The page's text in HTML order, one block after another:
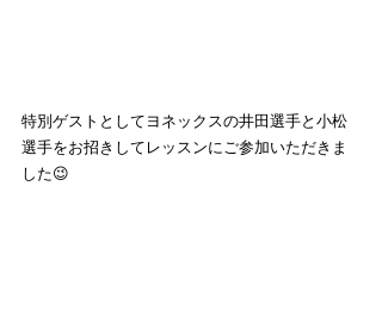
特別ゲストとしてヨネックスの井田選手と小松
選手をお招きしてレッスンにご参加いただきま
した😉